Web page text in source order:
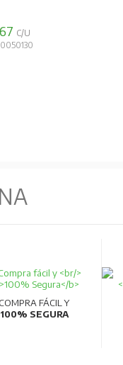
C/U
COMPRA FÁCIL Y
100% SEGURA